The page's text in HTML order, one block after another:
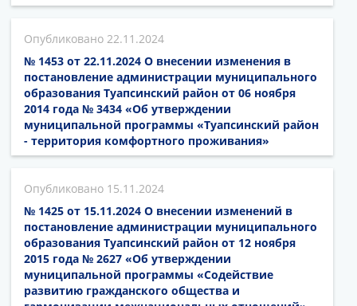
22.11.2024
№ 1453 от 22.11.2024 О внесении изменения в
постановление администрации муниципального
образования Туапсинский район от 06 ноября
2014 года № 3434 «Об утверждении
муниципальной программы «Туапсинский район
- территория комфортного проживания»
15.11.2024
№ 1425 от 15.11.2024 О внесении изменений в
постановление администрации муниципального
образования Туапсинский район от 12 ноября
2015 года № 2627 «Об утверждении
муниципальной программы «Содействие
развитию гражданского общества и